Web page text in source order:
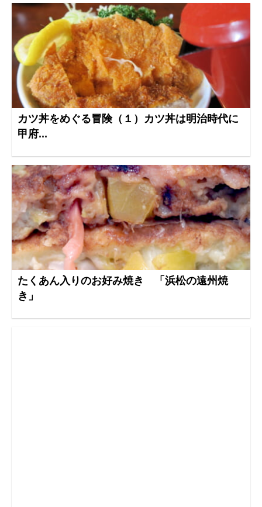
カツ丼をめぐる冒険（１）カツ丼は明治時代に
甲府...
たくあん入りのお好み焼き 「浜松の遠州焼
き」